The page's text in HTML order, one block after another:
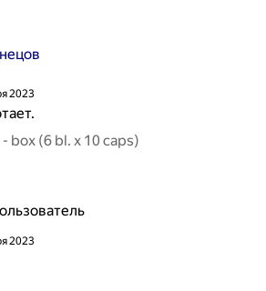
2023
box (6 bl. x 10 caps)
2023